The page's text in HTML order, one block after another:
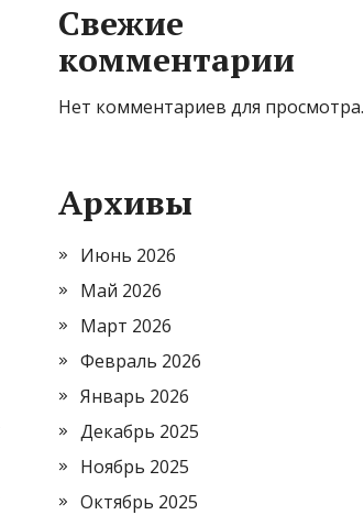
Свежие
комментарии
Нет комментариев для просмотра.
Архивы
Июнь 2026
Май 2026
Март 2026
Февраль 2026
Январь 2026
Декабрь 2025
Ноябрь 2025
Октябрь 2025